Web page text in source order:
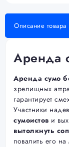
Описание товара
Аренда
Аренда сумо
зрелищных
гарантирует
Участники
сумоистов и
вытолкнуть
повалить его на